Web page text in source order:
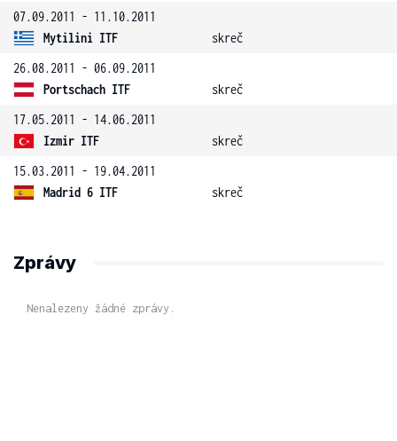
07.09.2011 - 11.10.2011
Mytilini ITF
skreč
26.08.2011 - 06.09.2011
Portschach ITF
skreč
17.05.2011 - 14.06.2011
Izmir ITF
skreč
15.03.2011 - 19.04.2011
Madrid 6 ITF
skreč
Zprávy
Nenalezeny žádné zprávy.